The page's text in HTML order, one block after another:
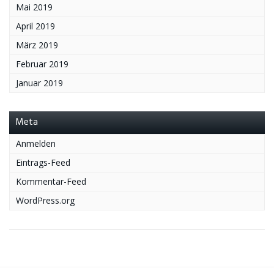
Mai 2019
April 2019
März 2019
Februar 2019
Januar 2019
Meta
Anmelden
Eintrags-Feed
Kommentar-Feed
WordPress.org